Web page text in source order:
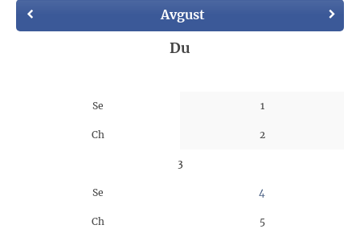
Avgust
Du
Se 1
Ch 2
3
Se 4
Ch 5